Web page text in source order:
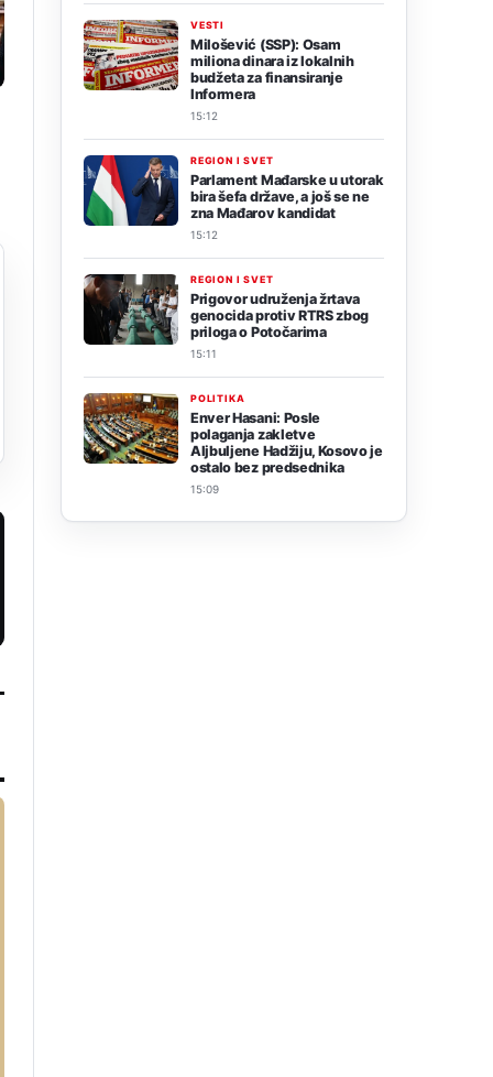
VESTI
Milošević (SSP): Osam
miliona dinara iz lokalnih
budžeta za finansiranje
Informera
15:12
REGION I SVET
Parlament Mađarske u utorak
bira šefa države, a još se ne
zna Mađarov kandidat
15:12
REGION I SVET
Prigovor udruženja žrtava
genocida protiv RTRS zbog
priloga o Potočarima
15:11
POLITIKA
Enver Hasani: Posle
polaganja zakletve
Aljbuljene Hadžiju, Kosovo je
ostalo bez predsednika
15:09